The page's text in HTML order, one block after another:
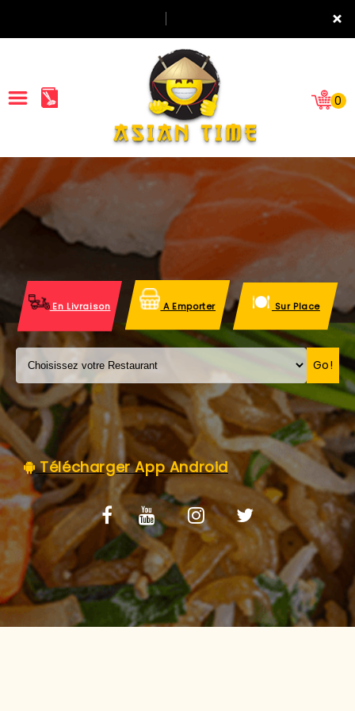
×
ACCUEIL
LA CARTE
VOS AVIS
MENTIONS LÉGALES
C.G.V
0
En Livraison A Emporter Sur Place
Go!
Télécharger App Android